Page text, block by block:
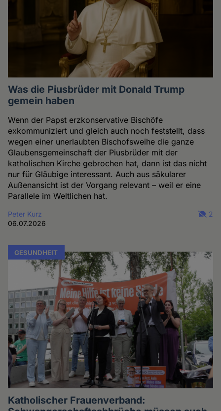
Was die Piusbrüder mit Donald Trump
gemein haben
Wenn der Papst erzkonservative Bischöfe
exkommuniziert und gleich auch noch feststellt, dass
wegen einer unerlaubten Bischofsweihe die ganze
Glaubensgemeinschaft der Piusbrüder mit der
katholischen Kirche gebrochen hat, dann ist das nicht
nur für Gläubige interessant. Auch aus säkularer
Außenansicht ist der Vorgang relevant – weil er eine
Parallele im Weltlichen hat.
Peter Kurz
06.07.2026
2
GESUNDHEIT
Katholischer Frauenverband: